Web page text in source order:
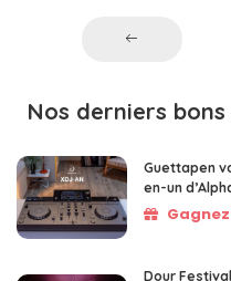
Nos derniers bons
Guettapen
en-un
Dour